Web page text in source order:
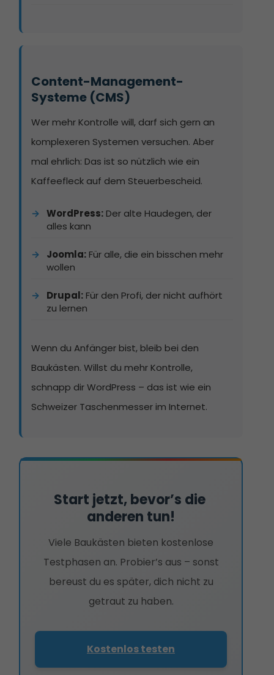
Content-Management-
Systeme (CMS)
Wer mehr Kontrolle will, darf sich gern an
komplexeren Systemen versuchen. Aber
mal ehrlich: Das ist so nützlich wie ein
Kaffeefleck auf dem Steuerbescheid.
WordPress: Der alte Haudegen, der
alles kann
Joomla: Für alle, die ein bisschen mehr
wollen
Drupal: Für den Profi, der nicht aufhört
zu lernen
Wenn du Anfänger bist, bleib bei den
Baukästen. Willst du mehr Kontrolle,
schnapp dir WordPress – das ist wie ein
Schweizer Taschenmesser im Internet.
Start jetzt, bevor’s die
anderen tun!
Viele Baukästen bieten kostenlose
Testphasen an. Probier’s aus – sonst
bereust du es später, dich nicht zu
getraut zu haben.
Kostenlos testen